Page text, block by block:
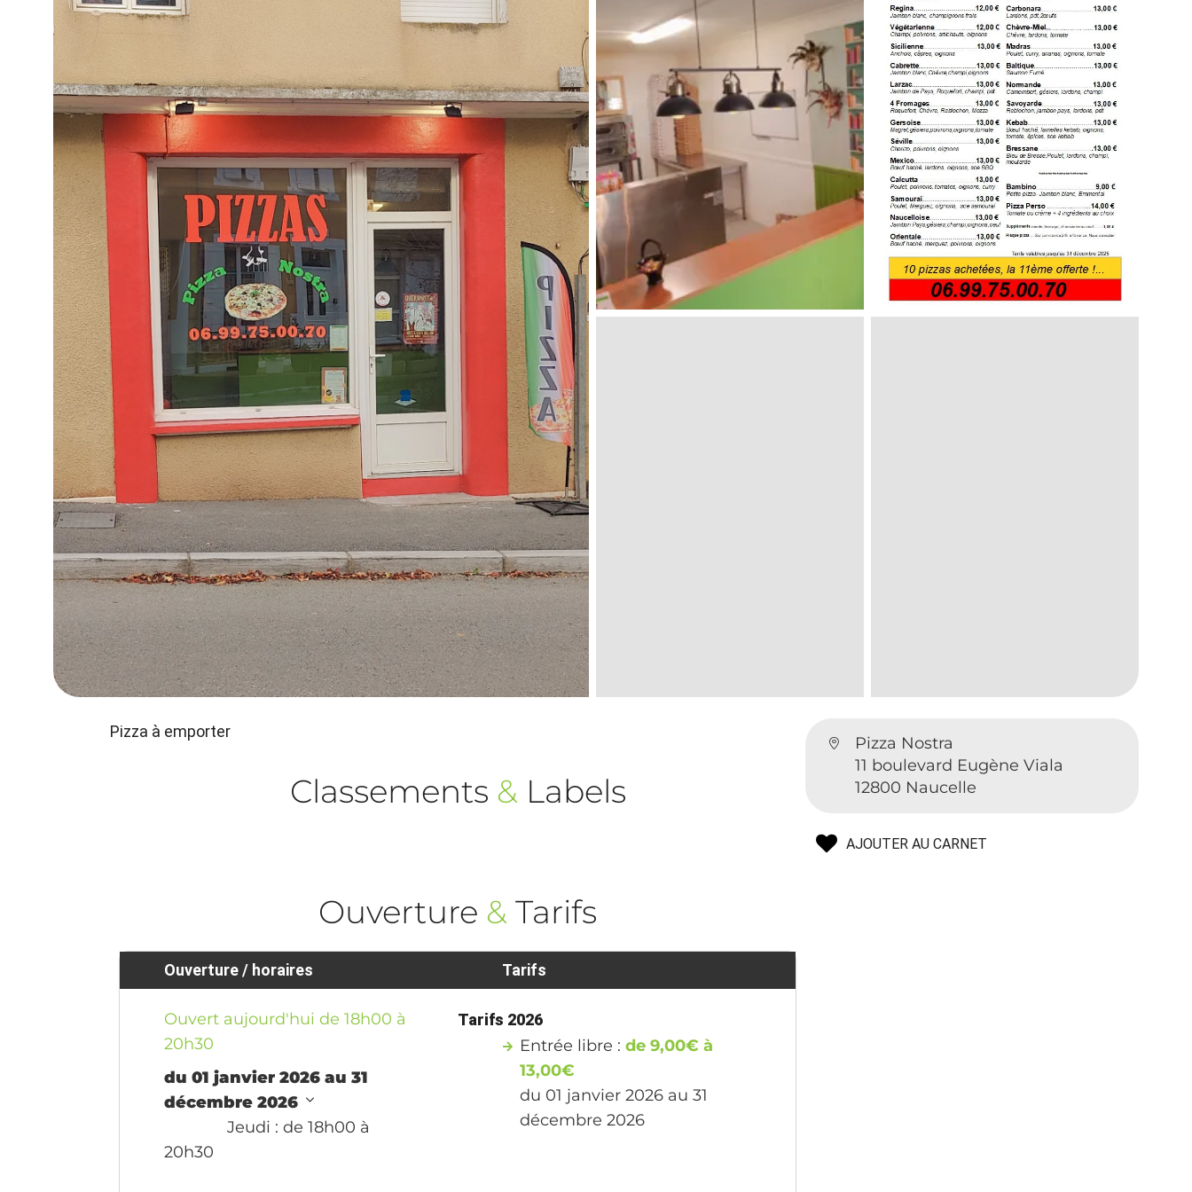
Pizza Nostra
11 boulevard Eugène Viala
12800 Naucelle
AJOUTER AU CARNET
Pizza à emporter
Classements & Labels
Ouverture & Tarifs
Ouverture / horaires
Ouvert aujourd'hui de 18h00 à
20h30
du 01 janvier 2026 au 31
décembre 2026
Jeudi : de 18h00 à
20h30
Tarifs
Tarifs 2026
Entrée libre :de 9,00€ à
13,00€
du 01 janvier 2026 au 31
décembre 2026